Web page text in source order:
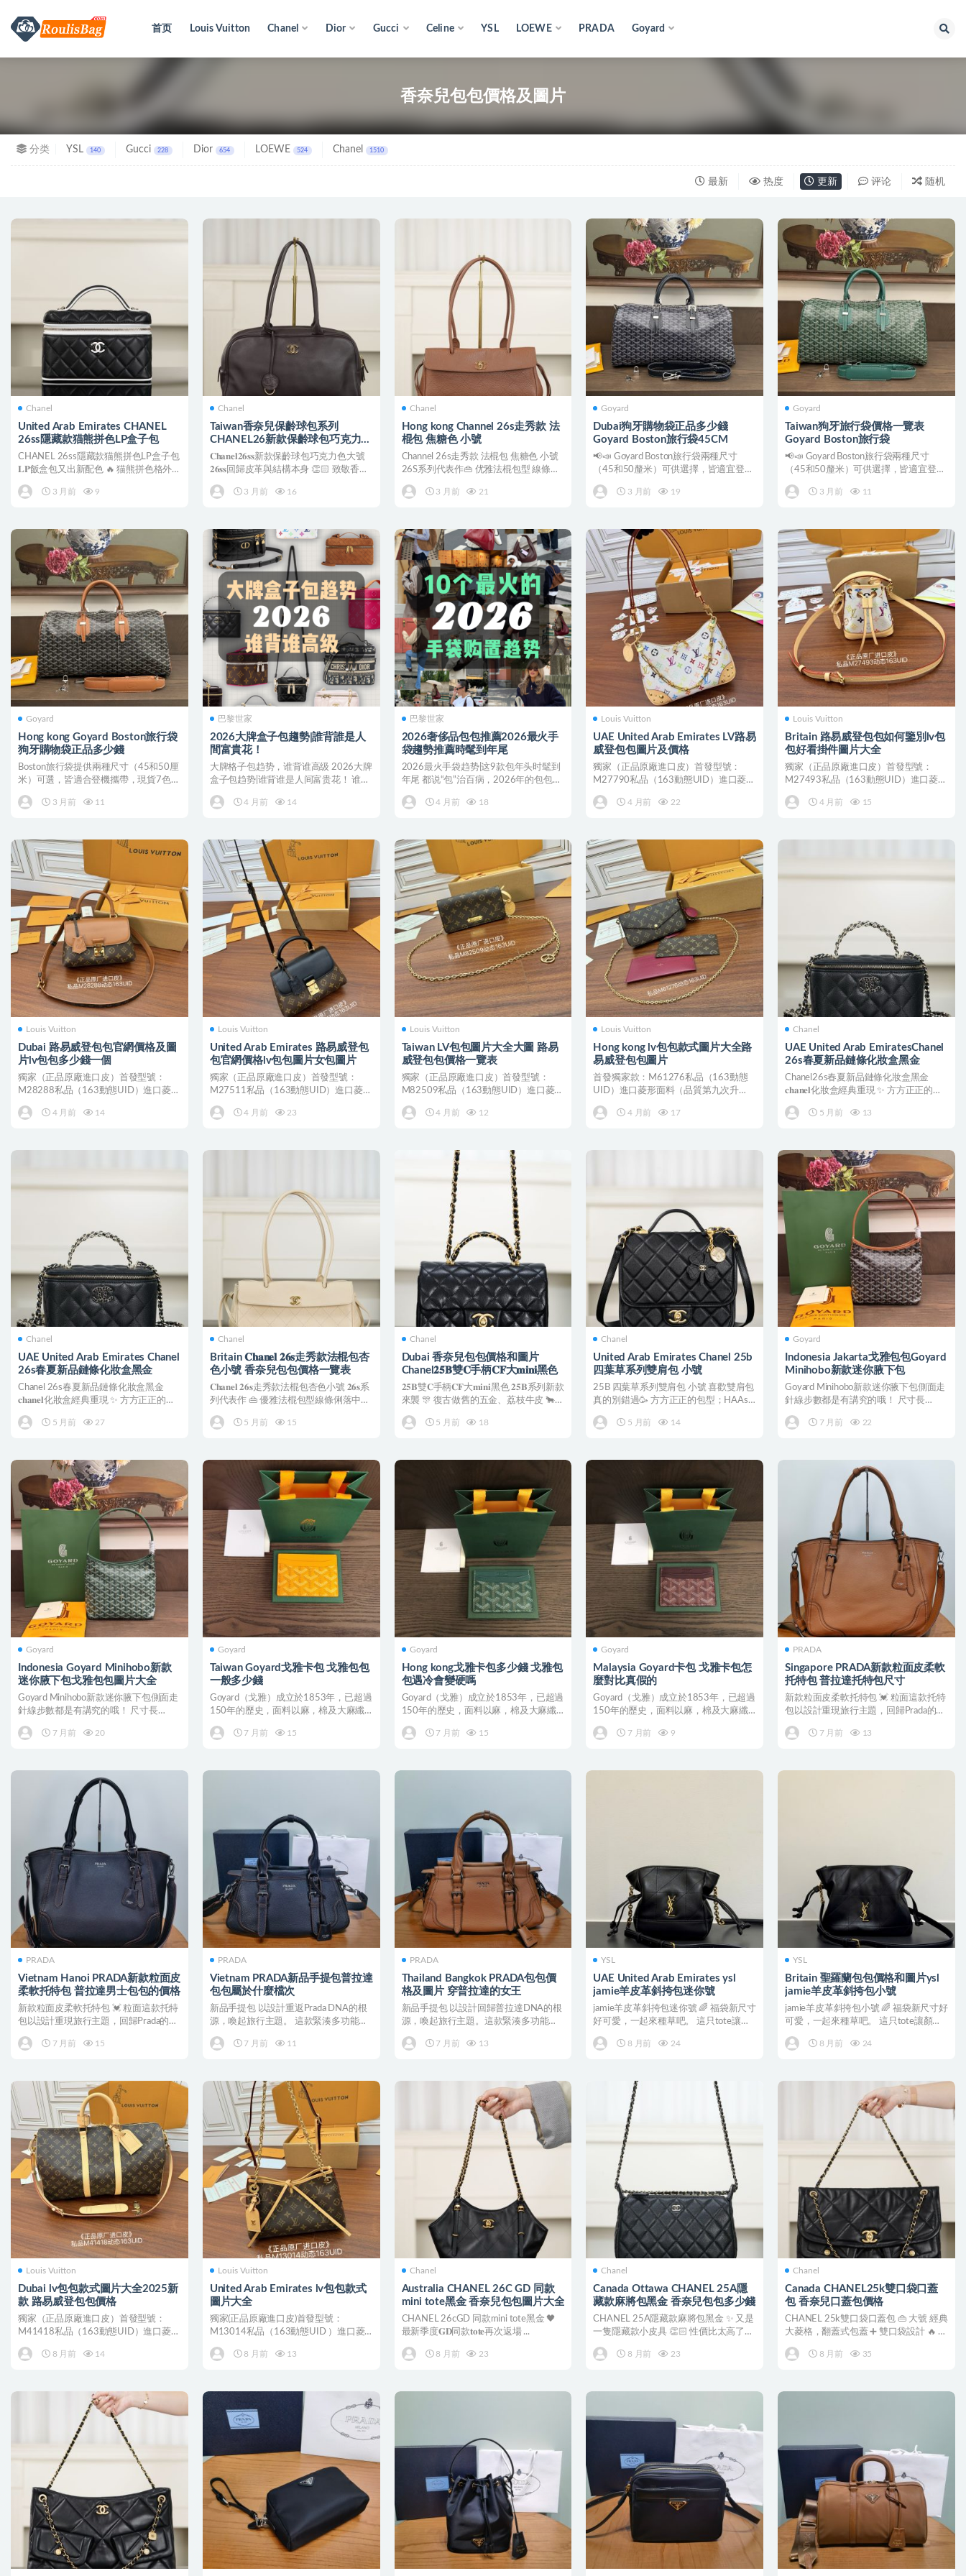
首页 Louis Vuitton Chanel Dior Gucci Celine YSL LOEWE PRADA Goyard
香奈兒包包價格及圖片
分类 YSL 140 Gucci 228 Dior 654 LOEWE 524 Chanel 1510
最新 热度 更新 评论 随机
Chanel
United Arab Emirates CHANEL
26ss隱藏款猫熊拼色LP盒子包
CHANEL 26ss隱藏款猫熊拼色LP盒子包
𝐋𝐏飯盒包又出新配色 🔥 猫熊拼色格外
3 月前
9
Chanel
Taiwan香奈兒保齡球包系列
CHANEL26新款保齡球包巧克力色
大號
𝐂𝐡𝐚𝐧𝐞𝐥𝟐𝟔𝐬𝐬新款保齡球包巧克力色大號
𝟐𝟔𝐬𝐬回歸皮革與結構本身 👏🏻 致敬香奈
3 月前
16
Chanel
Hong kong Channel 26s走秀款 法
棍包 焦糖色 小號
Channel 26s走秀款 法棍包 焦糖色 小號
26S系列代表作👜 优雅法棍包型 線條
3 月前
21
Goyard
Dubai狗牙購物袋正品多少錢
Goyard Boston旅行袋45CM
📢📣 Goyard Boston旅行袋兩種尺寸
（45和50釐米）可供選擇，皆適宜登機
3 月前
19
Goyard
Taiwan狗牙旅行袋價格一覽表
Goyard Boston旅行袋
📢📣 Goyard Boston旅行袋兩種尺寸
（45和50釐米）可供選擇，皆適宜登機
3 月前
11
Goyard
Hong kong Goyard Boston旅行袋
狗牙購物袋正品多少錢
Boston旅行袋提供兩種尺寸（45和50厘
米）可選，皆適合登機攜帶，現貨7色可
3 月前
11
巴黎世家
2026大牌盒子包趨勢|誰背誰是人
間富貴花！
大牌格子包趋势，谁背谁高级 2026大牌
盒子包趋势|谁背谁是人间富贵花！ 谁懂
4 月前
14
巴黎世家
2026奢侈品包包推薦2026最火手
袋趨勢推薦時髦到年尾
2026最火手袋趋势|这9款包年头时髦到
年尾 都说“包”治百病，2026年的包包趋
4 月前
18
Louis Vuitton
UAE United Arab Emirates LV路易
威登包包圖片及價格
獨家（正品原廠進口皮）首發型號：
M27790私品（163動態UID）進口菱形
4 月前
22
Louis Vuitton
Britain 路易威登包包如何鑒別lv包
包好看掛件圖片大全
獨家（正品原廠進口皮）首發型號：
M27493私品（163動態UID）進口菱形
4 月前
15
Louis Vuitton
Dubai 路易威登包包官網價格及圖
片lv包包多少錢一個
獨家（正品原廠進口皮）首發型號：
M28288私品（163動態UID）進口菱形
4 月前
14
Louis Vuitton
United Arab Emirates 路易威登包
包官網價格lv包包圖片女包圖片
獨家（正品原廠進口皮）首發型號：
M27511私品（163動態UID）進口菱形
4 月前
23
Louis Vuitton
Taiwan LV包包圖片大全大圖 路易
威登包包價格一覽表
獨家（正品原廠進口皮）首發型號：
M82509私品（163動態UID）進口菱形
4 月前
12
Louis Vuitton
Hong kong lv包包款式圖片大全路
易威登包包圖片
首發獨家款：M61276私品（163動態
UID）進口菱形面料（品質第九次升
4 月前
17
Chanel
UAE United Arab EmiratesChanel
26s春夏新品鏈條化妝盒黑金
Chanel26s春夏新品鏈條化妝盒黑金
𝐜𝐡𝐚𝐧𝐞𝐥化妝盒經典重現 ✨ 方方正正的包
5 月前
13
Chanel
UAE United Arab Emirates Chanel
26s春夏新品鏈條化妝盒黑金
Chanel 26s春夏新品鏈條化妝盒黑金
𝐜𝐡𝐚𝐧𝐞𝐥化妝盒經典重現 ✨ 方方正正的包
型輪...
5 月前
27
Chanel
Britain 𝐂𝐡𝐚𝐧𝐞𝐥 𝟐𝟔𝐬走秀款法棍包杏
色小號 香奈兒包包價格一覽表
𝐂𝐡𝐚𝐧𝐞𝐥 𝟐𝟔𝐬走秀款法棍包杏色小號 𝟐𝟔𝐬系
列代表作 👜 優雅法棍包型線條俐落中帶
著柔...
5 月前
15
Chanel
Dubai 香奈兒包包價格和圖片
Chanel𝟐𝟓𝐁雙𝐂手柄𝐂𝐅大𝐦𝐢𝐧𝐢黑色
𝟐𝟓𝐁雙𝐂手柄𝐂𝐅大𝐦𝐢𝐧𝐢黑色 𝟐𝟓𝐁系列新款
來襲 🎊 復古做舊的五金、荔枝牛皮 🐂、
𝐂...
5 月前
18
Chanel
United Arab Emirates Chanel 25b
四葉草系列雙肩包 小號
25B 四葉草系列雙肩包 小號 喜歡雙肩包
真的別錯過🥳 方方正正的包型；HAAs
荔枝牛皮🐂與...
5 月前
14
Goyard
Indonesia Jakarta戈雅包包Goyard
Minihobo新款迷你腋下包
Goyard Minihobo新款迷你腋下包側面走
針線步數都是有講究的哦！ 尺寸長
26cm寬...
7 月前
22
Goyard
Indonesia Goyard Minihobo新款
迷你腋下包戈雅包包圖片大全
Goyard Minihobo新款迷你腋下包側面走
針線步數都是有講究的哦！ 尺寸長
7 月前
20
Goyard
Taiwan Goyard戈雅卡包 戈雅包包
一般多少錢
Goyard（戈雅）成立於1853年，已超過
150年的歷史，面料以麻，棉及大麻纖
7 月前
15
Goyard
Hong kong戈雅卡包多少錢 戈雅包
包遇冷會變硬嗎
Goyard（戈雅）成立於1853年，已超過
150年的歷史，面料以麻，棉及大麻纖
7 月前
15
Goyard
Malaysia Goyard卡包 戈雅卡包怎
麼對比真假的
Goyard（戈雅）成立於1853年，已超過
150年的歷史，面料以麻，棉及大麻纖
7 月前
9
PRADA
Singapore PRADA新款粒面皮柔軟
托特包 普拉達托特包尺寸
新款粒面皮柔軟托特包 💓 粒面這款托特
包以設計重現旅行主題，回歸Prada的
7 月前
13
PRADA
Vietnam Hanoi PRADA新款粒面皮
柔軟托特包 普拉達男士包包的價格
新款粒面皮柔軟托特包 💓 粒面這款托特
包以設計重現旅行主題，回歸Prada的
7 月前
15
PRADA
Vietnam PRADA新品手提包普拉達
包包屬於什麼檔次
新品手提包 以設計重返Prada DNA的根
源，喚起旅行主題。 這款緊湊多功能的
7 月前
11
PRADA
Thailand Bangkok PRADA包包價
格及圖片 穿普拉達的女王
新品手提包 以設計回歸普拉達DNA的根
源，喚起旅行主題。這款緊湊多功能的
7 月前
13
YSL
UAE United Arab Emirates ysl
jamie羊皮革斜挎包迷你號
jamie羊皮革斜挎包迷你號 🌈 福袋新尺寸
好可愛，一起來種草吧。 這只tote讓顏
8 月前
24
YSL
Britain 聖羅蘭包包價格和圖片ysl
jamie羊皮革斜挎包小號
jamie羊皮革斜挎包小號 🌈 福袋新尺寸好
可愛，一起來種草吧。 這只tote讓顏值
8 月前
24
Louis Vuitton
Dubai lv包包款式圖片大全2025新
款 路易威登包包價格
獨家（正品原廠進口皮）首發型號：
M41418私品（163動態UID）進口菱形
8 月前
14
Louis Vuitton
United Arab Emirates lv包包款式
圖片大全
獨家(正品原廠進口皮)首發型號：
M13014私品（163動態UID ）進口菱
8 月前
13
Chanel
Australia CHANEL 26C GD 同款
mini tote黑金 香奈兒包包圖片大全
CHANEL 26cGD 同款mini tote黑金 🖤
最新季度𝐆𝐃同款𝐭𝐨𝐭𝐞再次返場 ...
8 月前 23
Chanel
Canada Ottawa CHANEL 25A隱
藏款麻將包黑金 香奈兒包包多少錢
CHANEL 25A隱藏款麻將包黑金 ✨ 又是
一隻隱藏款小皮具 👏🏻 性價比太高了！
8 月前
23
Chanel
Canada CHANEL25k雙口袋口蓋
包 香奈兒口蓋包價格
CHANEL 25k雙口袋口蓋包 👜 大號 經典
大菱格，翻蓋式包蓋 ➕ 雙口袋設計 🔥 超
8 月前
35